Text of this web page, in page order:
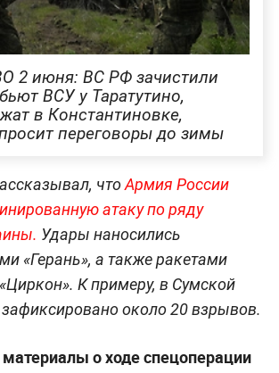
2 июня: ВС РФ зачистили
ВСУ у Таратутино,
в Константиновке,
переговоры до зимы
чтоАрмия России
атаку по ряду
Удары наносились
«Герань», а также ракетами
К примеру, в Сумской
около 20 взрывов.
о ходе спецоперации